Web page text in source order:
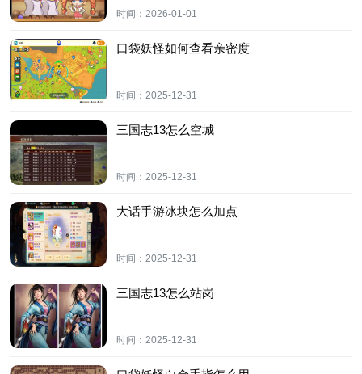
时间： 2026-01-01
口袋妖怪如何查看亲密度
时间： 2025-12-31
三国志13怎么空城
时间： 2025-12-31
大话手游冰块怎么加点
时间： 2025-12-31
三国志13怎么站岗
时间： 2025-12-31